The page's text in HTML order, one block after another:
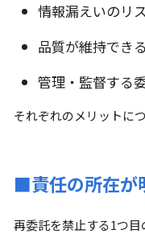
情報漏えいのリ
品質が維持できる
管理・監督する
それぞれのメリットに
■責任の所在が
再委託を禁止する1つ